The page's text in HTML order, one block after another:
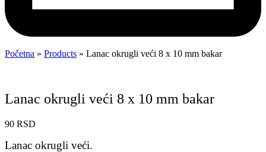
Početna » Products » Lanac okrugli veći 8 x 10 mm bakar
Lanac okrugli veći 8 x 10 mm bakar
90 RSD
Lanac okrugli veći.